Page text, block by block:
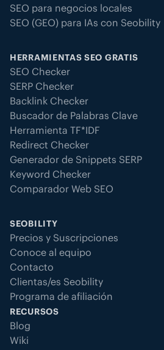
SEO para negocios locales
SEO (GEO) para IAs con Seobility
HERRAMIENTAS SEO GRATIS
SEO Checker
SERP Checker
Backlink Checker
Buscador de Palabras Clave
Herramienta TF*IDF
Redirect Checker
Generador de Snippets SERP
Keyword Checker
Comparador Web SEO
SEOBILITY
Precios y Suscripciones
Conoce al equipo
Contacto
Clientas/es Seobility
Programa de afiliación
RECURSOS
Blog
Wiki